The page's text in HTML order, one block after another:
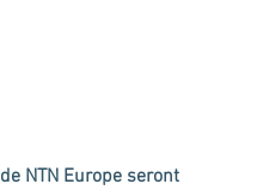
NTN Europe seront